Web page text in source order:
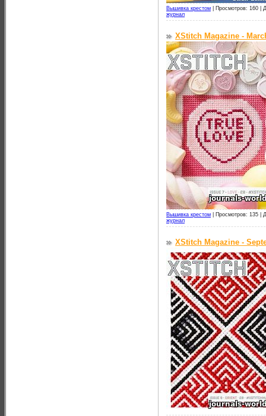
Вышивка крестом Просмотров: 160 |
журнал
XStitch Magazine -
Вышивка крестом Просмотров: 135 |
журнал
XStitch Magazine -